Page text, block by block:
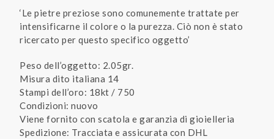
‘Le pietre preziose sono comunemente trattate per
intensificarne il colore o la purezza. Ciò non è stato
ricercato per questo specifico oggetto’
Peso dell’oggetto: 2.05gr.
Misura dito italiana 14
Stampi dell’oro: 18kt / 750
Condizioni: nuovo
Viene fornito con scatola e garanzia di gioielleria
Spedizione: Tracciata e assicurata con DHL